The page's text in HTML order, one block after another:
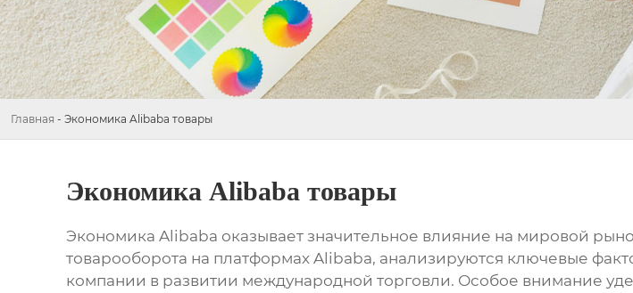
Главная - Экономика Alibaba товары
Экономика Alibaba товары
Экономика Alibaba оказывает значительное влияние на мировой
товарооборота на платформах Alibaba, анализируются ключевые
компании в развитии международной торговли. Особое внимание